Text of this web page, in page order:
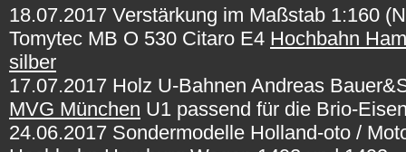
18.07.2017 Verstärkung im Maßstab 1:160
Tomytec MB O 530 Citaro E4 Hochbahn
silber
17.07.2017 Holz U-Bahnen Andreas
MVG München U1 passend für die Brio-
24.06.2017 Sondermodelle Holland-oto /